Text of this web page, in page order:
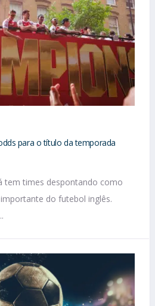
para o título da temporada
tem times despontando como
do futebol inglês.